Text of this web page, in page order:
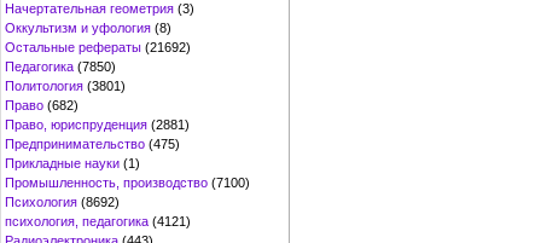
Начертательная геометрия (3)
Оккультизм и уфология (8)
Остальные рефераты (21692)
Педагогика (7850)
Политология (3801)
Право (682)
Право, юриспруденция (2881)
Предпринимательство (475)
Прикладные науки (1)
Промышленность, производство (7100)
Психология (8692)
психология, педагогика (4121)